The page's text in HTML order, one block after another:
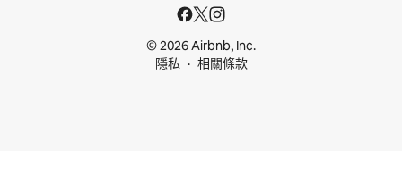
© 2026 Airbnb, Inc.
隱私
相關條款